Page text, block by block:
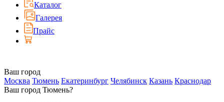
Каталог
Галерея
Прайс
Ваш город
Москва Тюмень Екатеринбург Челябинск Казань Краснодар
Ваш город Тюмень?